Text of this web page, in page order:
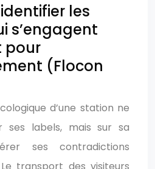
les
s’engagent
pour
(Flocon
d’une station ne
ses labels, mais sur sa
ses contradictions
transport des visiteurs